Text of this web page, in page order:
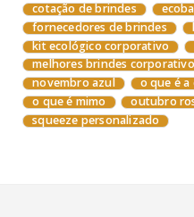
cotação de brindes
fornecedores de brindes
kit ecológico corporativo
melhores brindes
novembro azul
o que é a
o que é mimo
outubro
squeeze personalizado